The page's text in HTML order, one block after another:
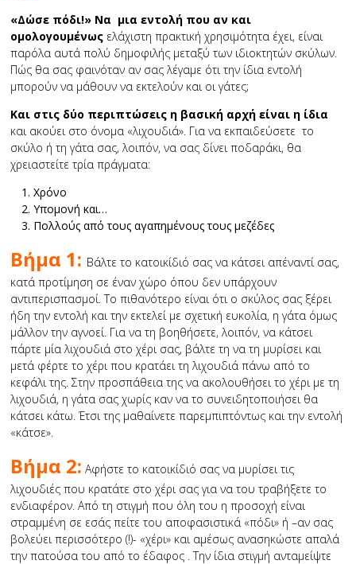
«Δώσε πόδι!» Να μια εντολή που αν και
ομολογουμένως ελάχιστη πρακτική χρησιμότητα έχει, είναι
παρόλα αυτά πολύ δημοφιλής μεταξύ των ιδιοκτητών σκύλων.
Πώς θα σας φαινόταν αν σας λέγαμε ότι την ίδια εντολή
μπορούν να μάθουν να εκτελούν και οι γάτες;
Και στις δύο περιπτώσεις η βασική αρχή είναι η ίδια
και ακούει στο όνομα «λιχουδιά». Για να εκπαιδεύσετε το
σκύλο ή τη γάτα σας, λοιπόν, να σας δίνει ποδαράκι, θα
χρειαστείτε τρία πράγματα:
Χρόνο
Υπομονή και…
Πολλούς από τους αγαπημένους τους μεζέδες
Βήμα 1: Βάλτε το κατοικίδιό σας να κάτσει απέναντί σας,
κατά προτίμηση σε έναν χώρο όπου δεν υπάρχουν
αντιπερισπασμοί. Το πιθανότερο είναι ότι ο σκύλος σας ξέρει
ήδη την εντολή και την εκτελεί με σχετική ευκολία, η γάτα όμως
μάλλον την αγνοεί. Για να τη βοηθήσετε, λοιπόν, να κάτσει
πάρτε μία λιχουδιά στο χέρι σας, βάλτε τη να τη μυρίσει και
μετά φέρτε το χέρι που κρατάει τη λιχουδιά πάνω από το
κεφάλι της. Στην προσπάθεια της να ακολουθήσει το χέρι με τη
λιχουδιά, η γάτα σας χωρίς καν να το συνειδητοποιήσει θα
κάτσει κάτω. Έτσι της μαθαίνετε παρεμπιπτόντως και την εντολή
«κάτσε».
Βήμα 2: Αφήστε το κατοικίδιό σας να μυρίσει τις
λιχουδιές που κρατάτε στο χέρι σας για να του τραβήξετε το
ενδιαφέρον. Από τη στιγμή που όλη του η προσοχή είναι
στραμμένη σε εσάς πείτε του αποφασιστικά «πόδι» ή –αν σας
βολεύει περισσότερο (!)- «χέρι» και αμέσως ανασηκώστε απαλά
την πατούσα του από το έδαφος . Την ίδια στιγμή ανταμείψτε